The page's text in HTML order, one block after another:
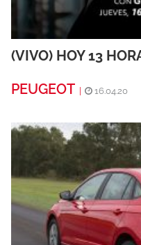
(VIVO) HOY 13
PEUGEOT
16.04.20